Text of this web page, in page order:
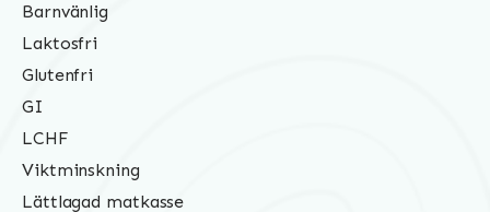
Barnvänlig
Laktosfri
Glutenfri
GI
LCHF
Viktminskning
Lättlagad matkasse